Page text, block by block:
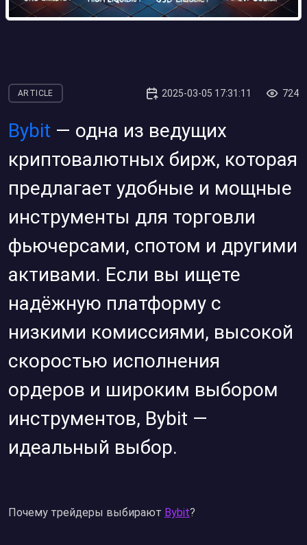
ARTICLE 2025-03-05 17:31:11 724
Bybit — одна из ведущих
криптовалютных бирж, которая
предлагает удобные и мощные
инструменты для торговли
фьючерсами, спотом и другими
активами. Если вы ищете
надёжную платформу с
низкими комиссиями, высокой
скоростью исполнения
ордеров и широким выбором
инструментов, Bybit —
идеальный выбор.
Почему трейдеры выбирают Bybit?